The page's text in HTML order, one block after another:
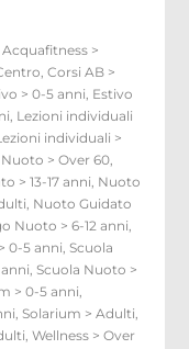
,Acquafitness >
,Corsi AB >
> 0-5 anni Estivo
Lezioni individuali
individuali >
> Over 60
> 13-17 anni Nuoto
Nuoto Guidato
Nuoto > 6-12 anni
0-5 anni ,Scuola
,Scuola Nuoto >
> 0-5 anni
,Solarium > Adulti
,Wellness > Over